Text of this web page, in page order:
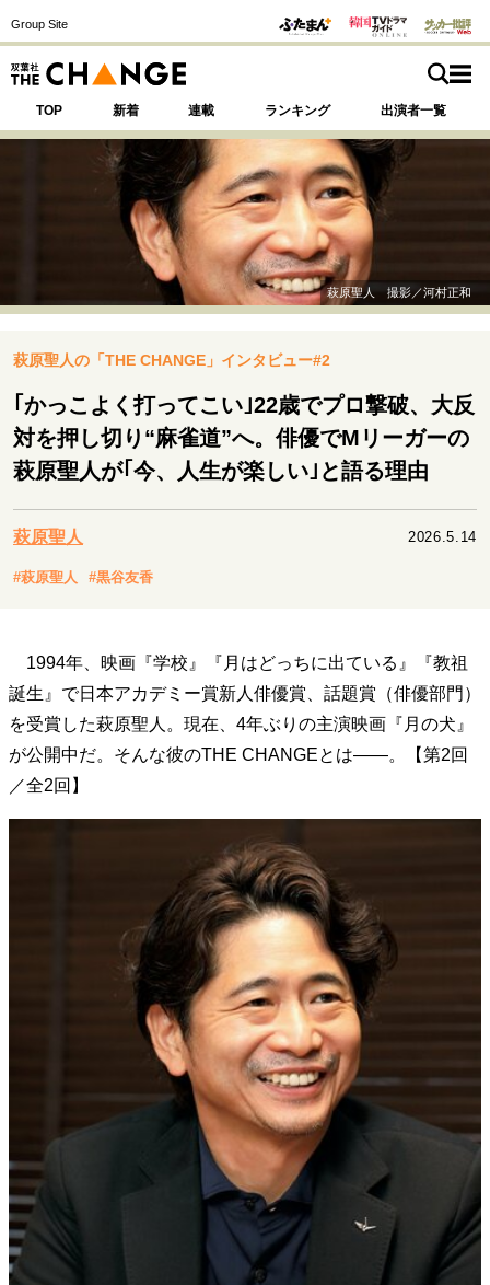
Group Site
TOP 新着 連載 ランキング 出演者一覧
注目の記事テーマで探す
運命を変えた出会い 決断の裏側
表現者の葛藤
人生が動いた日 10代の挫折と原点
セカンドキャリアの描き方
夢を掴む選択
経営・ビジネス
トップが描く未来
マインドセット
一流のルーティン
10代・20代の土台
ライフスタイル・生き方
美しさの哲学
パートナーとの歩み方
親になるということ
病が教えてくれたこと
熱狂できるもの
一生モノの愛用品
60代のネクストステージ
70代のグランドデザイン
社会・カルチャー・マネー
地域とつながる/お金との付き合い方
萩原聖人 撮影／河村正和
萩原聖人の「THE CHANGE」インタビュー#2
｢かっこよく打ってこい｣22歳でプロ撃破、大反
対を押し切り“麻雀道”へ。俳優でMリーガーの
萩原聖人が｢今、人生が楽しい｣と語る理由
萩原聖人 2026.5.14
#萩原聖人 #黒谷友香
1994年、映画『学校』『月はどっちに出ている』『教祖
誕生』で日本アカデミー賞新人俳優賞、話題賞（俳優部門）
を受賞した萩原聖人。現在、4年ぶりの主演映画『月の犬』
が公開中だ。そんな彼のTHE CHANGEとは――。【第2回
／全2回】